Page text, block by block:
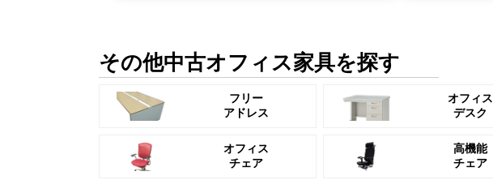
その他中古オフィス家具を探す
フリー
アドレス
オフィス
デスク
オフィス
チェア
高機能
チェア